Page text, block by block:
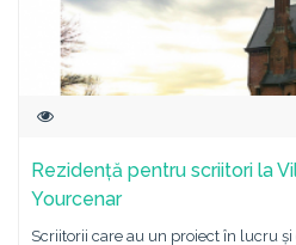
Rezidență pentru scriitori la
Yourcenar
Scriitorii care au un proiect în lucru